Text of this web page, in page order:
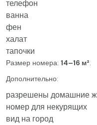
телефон
ванна
фен
халат
тапочки
Размер номера: 14–16 м².
Дополнительно:
разрешены домашние
номер для некурящих
вид на город